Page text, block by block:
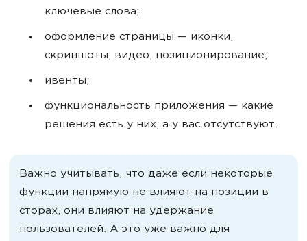
ключевые слова;
оформление страницы — иконки,
скриншоты, видео, позиционирование;
ивенты;
функциональность приложения — какие
решения есть у них, а у вас отсутствуют.
Важно учитывать, что даже если некоторые
функции напрямую не влияют на позиции в
сторах, они влияют на удержание
пользователей. А это уже важно для